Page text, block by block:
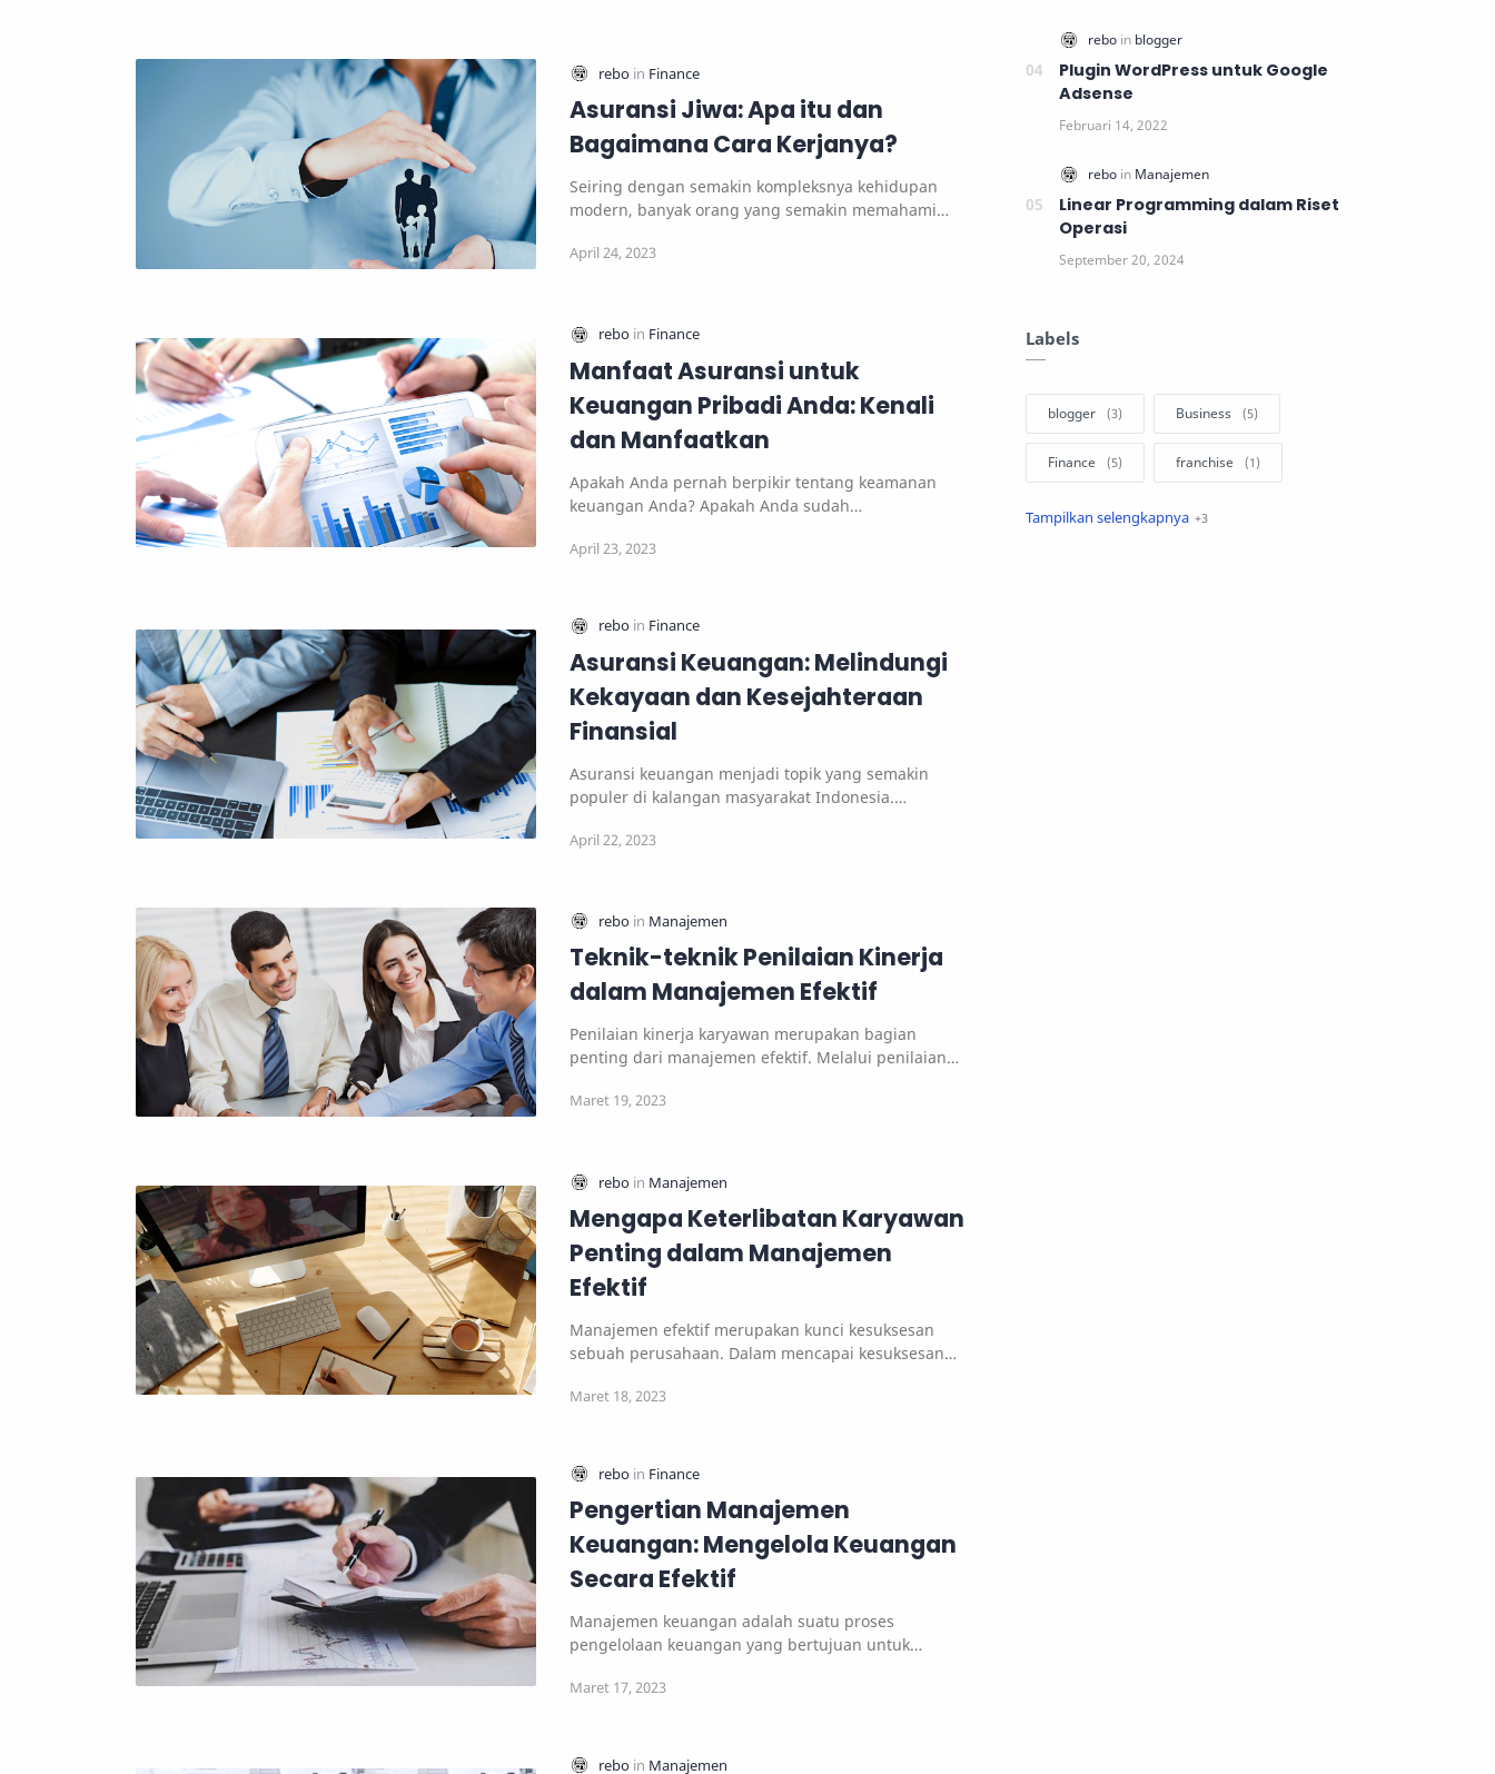
Asuransi Jiwa: Apa itu dan
Bagaimana Cara Kerjanya?
Seiring dengan semakin kompleksnya kehidupan
modern, banyak orang yang semakin memahami
Manfaat Asuransi untuk
Keuangan Pribadi Anda: Kenali
dan Manfaatkan
Apakah Anda pernah berpikir tentang keamanan
keuangan Anda? Apakah Anda sudah
Asuransi Keuangan: Melindungi
Kekayaan dan Kesejahteraan
Finansial
Asuransi keuangan menjadi topik yang semakin
populer di kalangan masyarakat Indonesia.
Teknik-teknik Penilaian Kinerja
dalam Manajemen Efektif
Penilaian kinerja karyawan merupakan bagian
penting dari manajemen efektif. Melalui penilaian
Mengapa Keterlibatan Karyawan
Penting dalam Manajemen
Efektif
Manajemen efektif merupakan kunci kesuksesan
sebuah perusahaan. Dalam mencapai kesuksesan
Pengertian Manajemen
Keuangan: Mengelola Keuangan
Secara Efektif
Manajemen keuangan adalah suatu proses
pengelolaan keuangan yang bertujuan untuk
Plugin WordPress untuk Google
Adsense
Linear Programming dalam Riset
Operasi
Labels
blogger Business
Finance franchise
investasi Manajemen